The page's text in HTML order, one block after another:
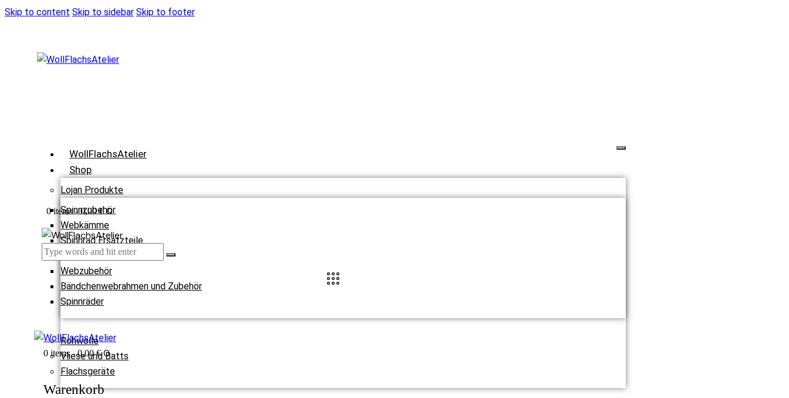
Skip to content Skip to sidebar Skip to footer
WollFlachsAtelier
Shop
Lojan Produkte
Spinnzubehör
Webkämme
Spinnrad Ersatzteile
Webstühle
Webzubehör
Bändchenwebrahmen und Zubehör
Spinnräder
Rohwolle
Vliese und Batts
Flachsgeräte
0 items - 0,00 € 0
0 items-0,00 € 0
Warenkorb